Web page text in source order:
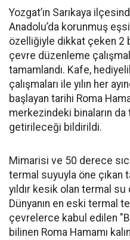
Yozgat’ın Sarıkaya
Anadolu’da korunmuş
özelliğiyle dikkat çeken 2
çevre düzenleme
tamamlandı. Kafe,
çalışmaları ile yılın her
başlayan tarihi Roma
merkezindeki binaların
getirileceği bildirildi.
Mimarisi ve 50 derece
termal suyuyla öne çıkan
yıldır kesik olan termal
Dünyanın en eski termal
çevrelerce kabul edilen
bilinen Roma Hamamı